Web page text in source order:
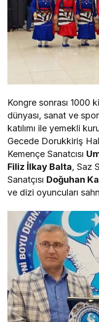
Kongre sonrası 1000
dünyası, sanat ve spor
katılımı ile yemekli
Gecede Dorukkiriş
Kemençe Sanatcısı
Filiz İlkay Balta, Saz
Sanatçısı Doğuhan
ve dizi oyuncuları